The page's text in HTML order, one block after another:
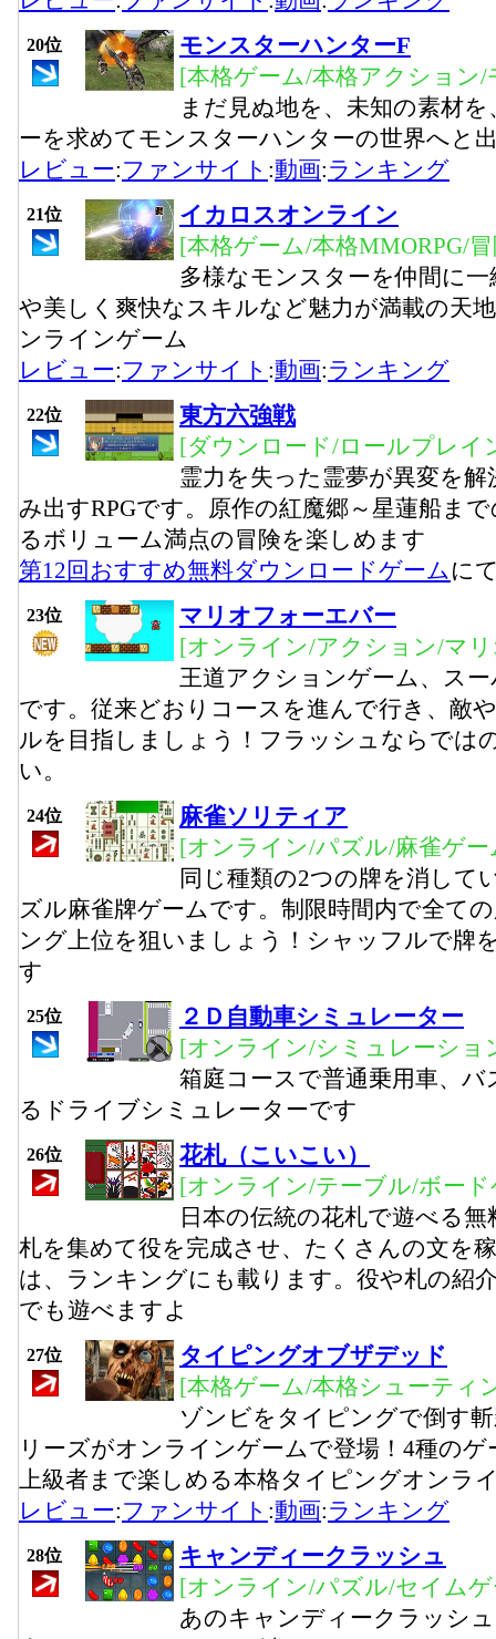
20位
モンスターハンターF
[本格ゲーム/本格アクション
まだ見ぬ地を、未知の素材
ーを求めてモンスターハンターの世界へと
レビュー:ファンサイト :動画:ランキング
21位
イカロスオンライン
[本格ゲーム/本格MMORPG/
多様なモンスターを仲間に
や美しく爽快なスキルなど魅力が満載の天
ンラインゲーム
レビュー:ファンサイト :動画:ランキング
22位
東方六強戦
[ダウンロード/ロールプレイ
霊力を失った霊夢が異変を
み出すRPGです。原作の紅魔郷～星蓮船ま
るボリューム満点の冒険を楽しめます
第12回おすすめ無料ダウンロードゲームに
23位
マリオフォーエバー
[オンライン/アクション/マ
王道アクションゲーム、ス
です。従来どおりコースを進んで行き、敵
ルを目指しましょう！フラッシュならでは
い。
24位
麻雀ソリティア
[オンライン/パズル/麻雀ゲー
同じ種類の2つの牌を消して
ズル麻雀牌ゲームです。制限時間内で全て
ング上位を狙いましょう！シャッフルで牌
す
25位
２Ｄ自動車シミュレーター
[オンライン/シミュレーショ
箱庭コースで普通乗用車、
るドライブシミュレーターです
26位
花札（こいこい）
[オンライン/テーブル/ボー
日本の伝統の花札で遊べる
札を集めて役を完成させ、たくさんの文を
は、ランキングにも載ります。役や札の紹
でも遊べますよ
27位
タイピングオブザデッド
[本格ゲーム/本格シューティ
ゾンビをタイピングで倒す
リーズがオンラインゲームで登場！4種の
上級者まで楽しめる本格タイピングオンラ
レビュー:ファンサイト :動画:ランキング
28位
キャンディークラッシュ
[オンライン/パズル/セイム
あのキャンディークラッシ